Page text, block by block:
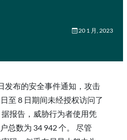
20 1 月, 2023
发布的安全事件通知，攻击
至 8 日期间未经授权访问了
报告，威胁行为者使用凭
总数为 34 942 个。 尽管